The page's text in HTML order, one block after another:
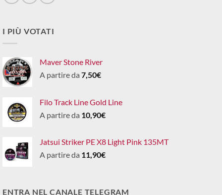
I PIÙ VOTATI
Maver Stone River
A partire da 7,50€
Filo Track Line Gold Line
A partire da 10,90€
Jatsui Striker PE X8 Light Pink 135MT
A partire da 11,90€
ENTRA NEL CANALE TELEGRAM